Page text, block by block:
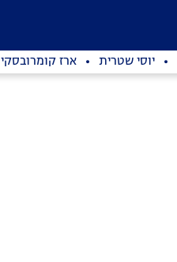
יוסי שטרית ארז קומרובסקי